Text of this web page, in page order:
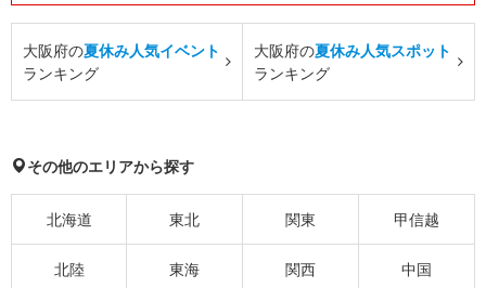
大阪府の夏休み人気イベント
ランキング
大阪府の夏休み人気スポット
ランキング
その他のエリアから探す
北海道 東北 関東 甲信越
北陸 東海 関西 中国